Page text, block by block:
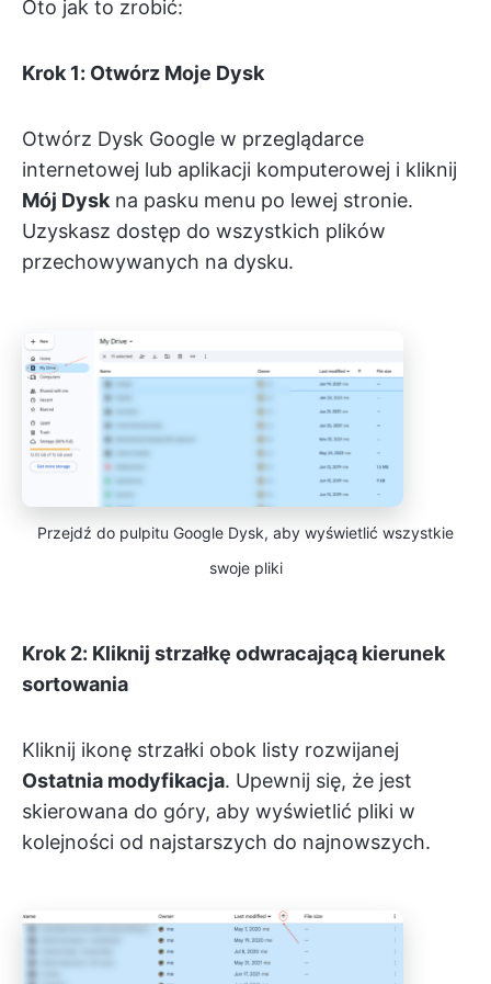
Oto jak to zrobić:
Krok 1: Otwórz Moje Dysk
Otwórz Dysk Google w przeglądarce
internetowej lub aplikacji komputerowej i kliknij
Mój Dysk na pasku menu po lewej stronie.
Uzyskasz dostęp do wszystkich plików
przechowywanych na dysku.
Przejdź do pulpitu Google Dysk, aby wyświetlić wszystkie
swoje pliki
Krok 2: Kliknij strzałkę odwracającą kierunek
sortowania
Kliknij ikonę strzałki obok listy rozwijanej
Ostatnia modyfikacja. Upewnij się, że jest
skierowana do góry, aby wyświetlić pliki w
kolejności od najstarszych do najnowszych.